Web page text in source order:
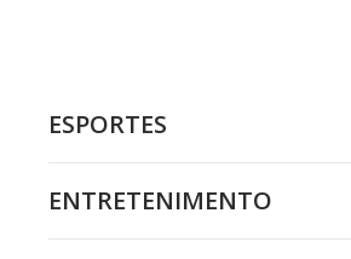
ESPORTES
ENTRETENIMENTO